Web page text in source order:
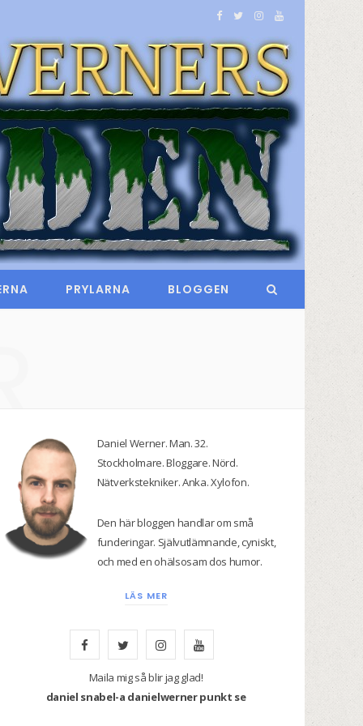
F
a
c
e
o
o
k
w
i
t
t
e
r
I
n
s
t
a
g
a
Y
o
u
T
u
PRYLARNA BLOGGEN
Daniel Werner. Man. 32.
Stockholmare. Bloggare. Nörd.
Nätverkstekniker. Anka. Xylofon.
Den här bloggen handlar om små
funderingar. Självutlämnande, cyniskt,
och med en ohälsosam dos humor.
LÄS MER
a
c
T
w
i
I
n
s
Y
u
Maila mig så blir jag glad!
daniel snabel-a danielwerner punkt se